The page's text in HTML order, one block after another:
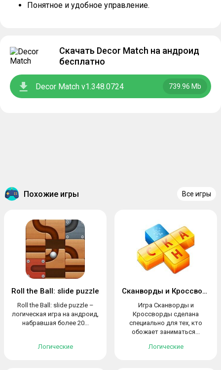
Понятное и удобное управление.
Скачать Decor Match на андроид
бесплатно
Decor Match v1.348.0724 739.96 Mb
Похожие игры Все игры
Roll the Ball: slide puzzle
Roll the Ball: slide puzzle –
логическая игра на андроид,
набравшая более 20...
Логические
Сканворды и Кроссворды
Игра Сканворды и
Кроссворды сделана
специально для тех, кто
обожает заниматься...
Логические